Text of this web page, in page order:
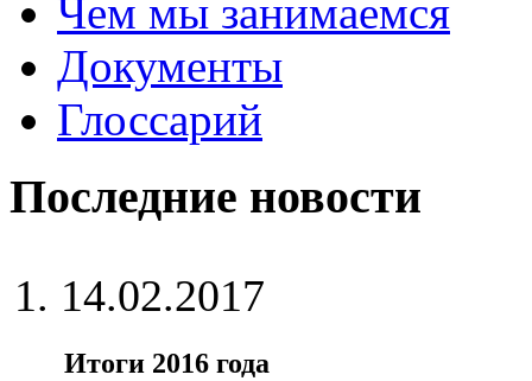
Чем мы занимаемся
Документы
Глоссарий
Последние новости
14.02.2017
Итоги 2016 года